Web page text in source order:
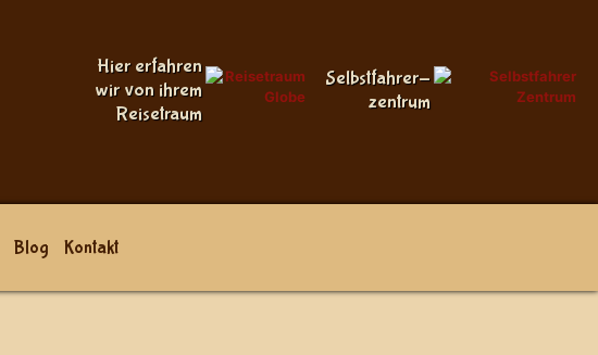
Hier erfahren
wir von ihrem
Reisetraum
Selbstfahrer-
zentrum
Blog Kontakt